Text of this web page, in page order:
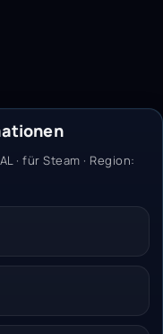
· für Steam · Region: